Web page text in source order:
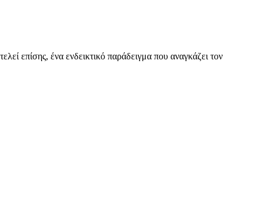
επίσης, ένα ενδεικτικό παράδειγμα που αναγκάζει τον